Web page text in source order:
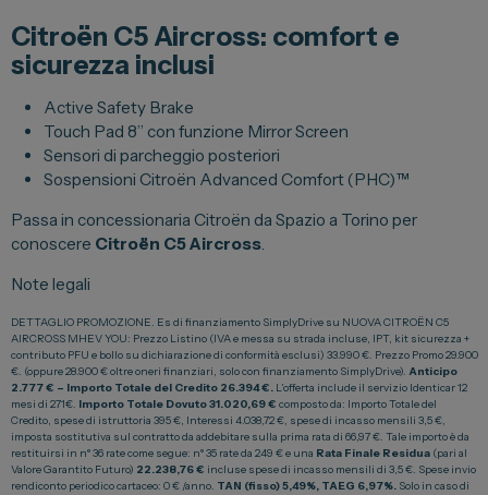
Vendi la tua auto
Soluzioni Business
Convenzioni
Dipendenti Stellantis
Promozioni
Impegno per l’Ambiente
Impegno per il Sociale
Comunità Energetica
Sedi e Recapiti
News ed Eventi
Citroën C5 Aircross: comfort e
sicurezza inclusi
Active Safety Brake
Touch Pad 8’’ con funzione Mirror Screen
Sensori di parcheggio posteriori
Sospensioni Citroën Advanced Comfort (PHC)™
Passa in concessionaria Citroën da Spazio a Torino per
conoscere Citroën C5 Aircross.
Note legali
DETTAGLIO PROMOZIONE. Es di finanziamento SimplyDrive su NUOVA CITROËN C5
AIRCROSS MHEV YOU: Prezzo Listino (IVA e messa su strada incluse, IPT, kit sicurezza +
contributo PFU e bollo su dichiarazione di conformità esclusi) 33.990 €. Prezzo Promo 29.900
€. (oppure 28.900 € oltre oneri finanziari, solo con finanziamento SimplyDrive). Anticipo
2.777 € – Importo Totale del Credito 26.394 €. L’offerta include il servizio Identicar 12
mesi di 271€. Importo Totale Dovuto 31.020,69 € composto da: Importo Totale del
Credito, spese di istruttoria 395 €, Interessi 4.038,72 €, spese di incasso mensili 3,5 €,
imposta sostitutiva sul contratto da addebitare sulla prima rata di 66,97 €. Tale importo è da
restituirsi in n° 36 rate come segue: n° 35 rate da 249 € e una Rata Finale Residua (pari al
Valore Garantito Futuro) 22.238,76 € incluse spese di incasso mensili di 3,5 €. Spese invio
rendiconto periodico cartaceo: 0 € /anno. TAN (fisso) 5,49%, TAEG 6,97%.Solo in caso di